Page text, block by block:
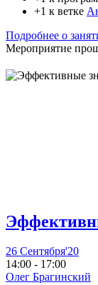
+1 к ветке
Подробнее о
Мероприятие
26 Сентября'20
14:00 - 17:00
Олег Брагинский